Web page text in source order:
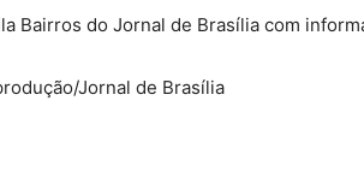
Bairros do Jornal de Brasília com
Jornal de Brasília